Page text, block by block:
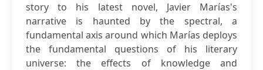
story to his latest novel, Javier Marías's
narrative is haunted by the spectral, a
fundamental axis around which Marías deploys
the fundamental questions of his literary
universe: the effects of knowledge and